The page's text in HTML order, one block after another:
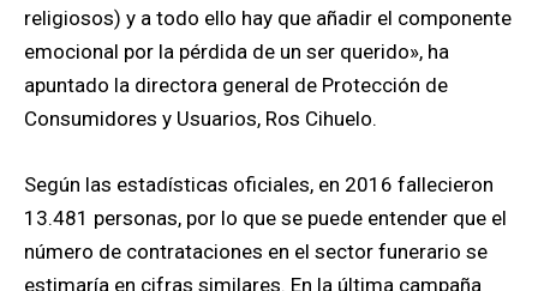
religiosos) y a todo ello hay que añadir el componente
emocional por la pérdida de un ser querido», ha
apuntado la directora general de Protección de
Consumidores y Usuarios, Ros Cihuelo.
Según las estadísticas oficiales, en 2016 fallecieron
13.481 personas, por lo que se puede entender que el
número de contrataciones en el sector funerario se
estimaría en cifras similares. En la última campaña